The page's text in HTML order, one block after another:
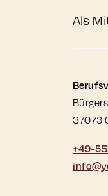
Als
37073
+49-